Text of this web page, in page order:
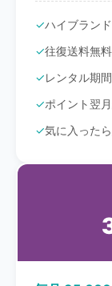
ハイブラン
往復送料無料
レンタル期
ポイント翌
気に入った